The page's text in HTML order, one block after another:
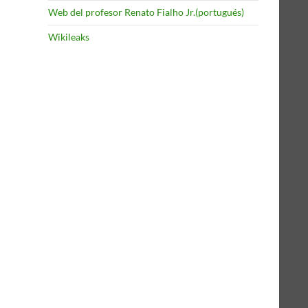
Web del profesor Renato Fialho Jr.(portugués)
Wikileaks